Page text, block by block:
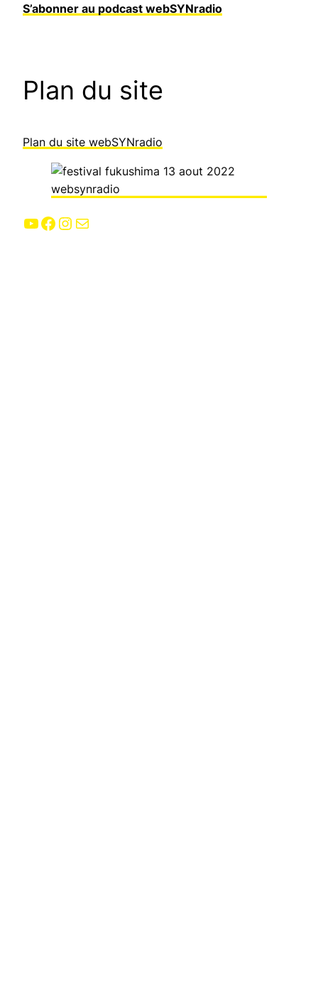
S’abonner au podcast webSYNradio
Plan du site
Plan du site webSYNradio
YouTube Facebook Instagram E-mail